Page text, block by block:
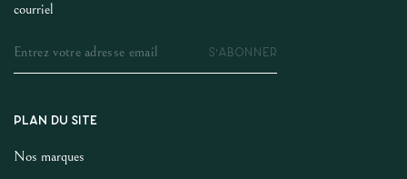
courriel
S'ABONNER
PLAN DU SITE
Nos marques